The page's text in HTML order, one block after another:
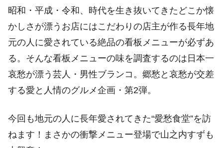
昭和・平成・令和、時代を生き抜いてきたどこか懐
かしさが漂うお店にはこだわりの店主が作る長年地
元の人に愛されている絶品の看板メニューが必ずあ
る。そんな看板メニューの味を調査するのは日本一
哀愁が漂う芸人・男性ブランコ。郷愁と哀愁が交差
する愛と人情のグルメ企画・第2弾。
今回も地元の人に長年愛されてきた“愛愁食堂”を訪
ねます！まさかの衝撃メニュー登場で山之内すずも